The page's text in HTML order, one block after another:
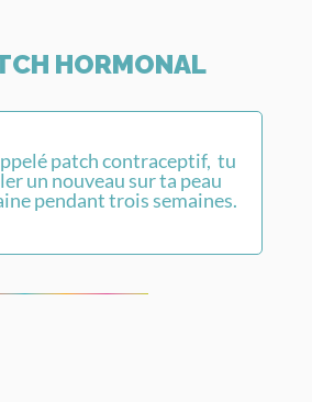
HORMONAL
patch contraceptif, tu
un nouveau sur ta peau
pendant trois semaines.